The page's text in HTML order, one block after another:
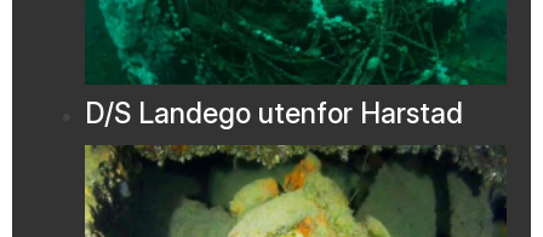
D/S Landego utenfor Harstad